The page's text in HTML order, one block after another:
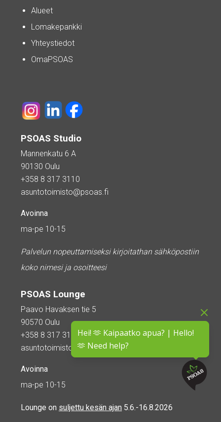
Hei! 🫶 Kaipaatko apua? | Hello!
🫶 Need help?
Alueet
Lomakepankki
Yhteystiedot
OmaPSOAS
PSOAS Studio
Mannenkatu 6 A
90130 Oulu
+358 8 317 3110
asuntotoimisto@psoas.fi
Avoinna
ma-pe 10-15
Palvelun nopeuttamiseksi kirjoitathan sähköpostiin
koko nimesi ja osoitteesi
PSOAS Lounge
Paavo Havaksen tie 5
90570 Oulu
+358 8 317 3110
asuntotoimisto@psoas.fi
Avoinna
ma-pe 10-15
Lounge on suljettu kesän ajan 5.6.-16.8.2026